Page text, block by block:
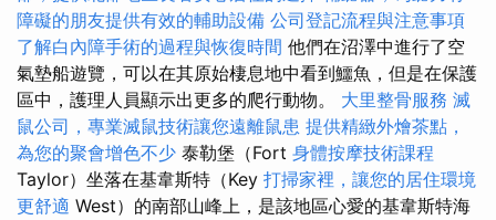
障礙的朋友提供有效的輔助設備 公司登記流程與注意事項
了解白內障手術的過程與恢復時間 他們在沼澤中進行了空
氣墊船遊覽，可以在其原始棲息地中看到鱷魚，但是在保護
區中，護理人員顯示出更多的爬行動物。 大里整骨服務 滅
鼠公司，專業滅鼠技術讓您遠離鼠患 提供精緻外燴茶點，
為您的聚會增色不少 泰勒堡（Fort 身體按摩技術課程
Taylor）坐落在基韋斯特（Key 打掃家裡，讓您的居住環境
更舒適 West）的南部山峰上，是該地區心愛的基韋斯特海